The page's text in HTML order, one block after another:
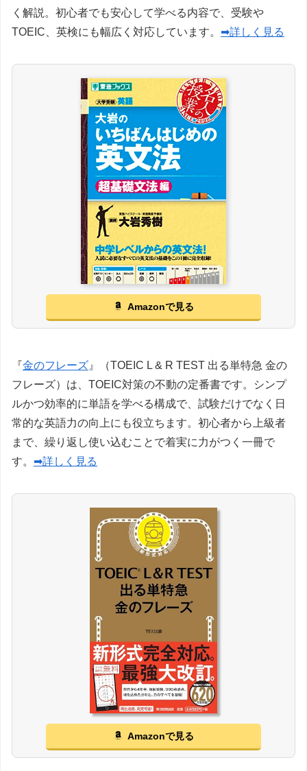
く解説。初心者でも安心して学べる内容で、受験や
TOEIC、英検にも幅広く対応しています。 ➡詳しく見る
Amazonで見る
『金のフレーズ 』（TOEIC L & R TEST 出る単特急 金の
フレーズ）は、TOEIC対策の不動の定番書です。シンプ
ルかつ効率的に単語を学べる構成で、試験だけでなく日
常的な英語力の向上にも役立ちます。初心者から上級者
まで、繰り返し使い込むことで着実に力がつく一冊で
す。 ➡詳しく見る
Amazonで見る